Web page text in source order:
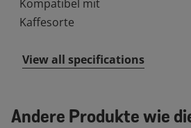
Kompatibel mit
Kaffesorte
View all specifications
Andere Produkte wie